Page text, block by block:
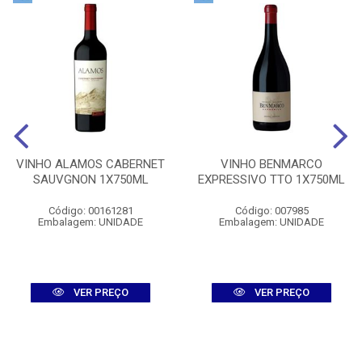
VINHO ALAMOS CABERNET
SAUVGNON 1X750ML
Código: 00161281
Embalagem: UNIDADE
VER PREÇO
VINHO BENMARCO
EXPRESSIVO TTO 1X750ML
Código: 007985
Embalagem: UNIDADE
VER PREÇO